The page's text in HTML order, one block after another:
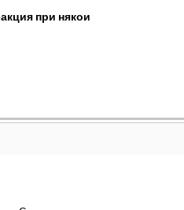
при някои